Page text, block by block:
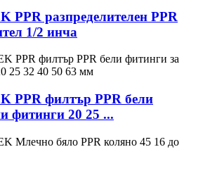
PPR разпределителен PPR
1/2 инча
PPR филтър PPR бели
фитинги 20 25 ...